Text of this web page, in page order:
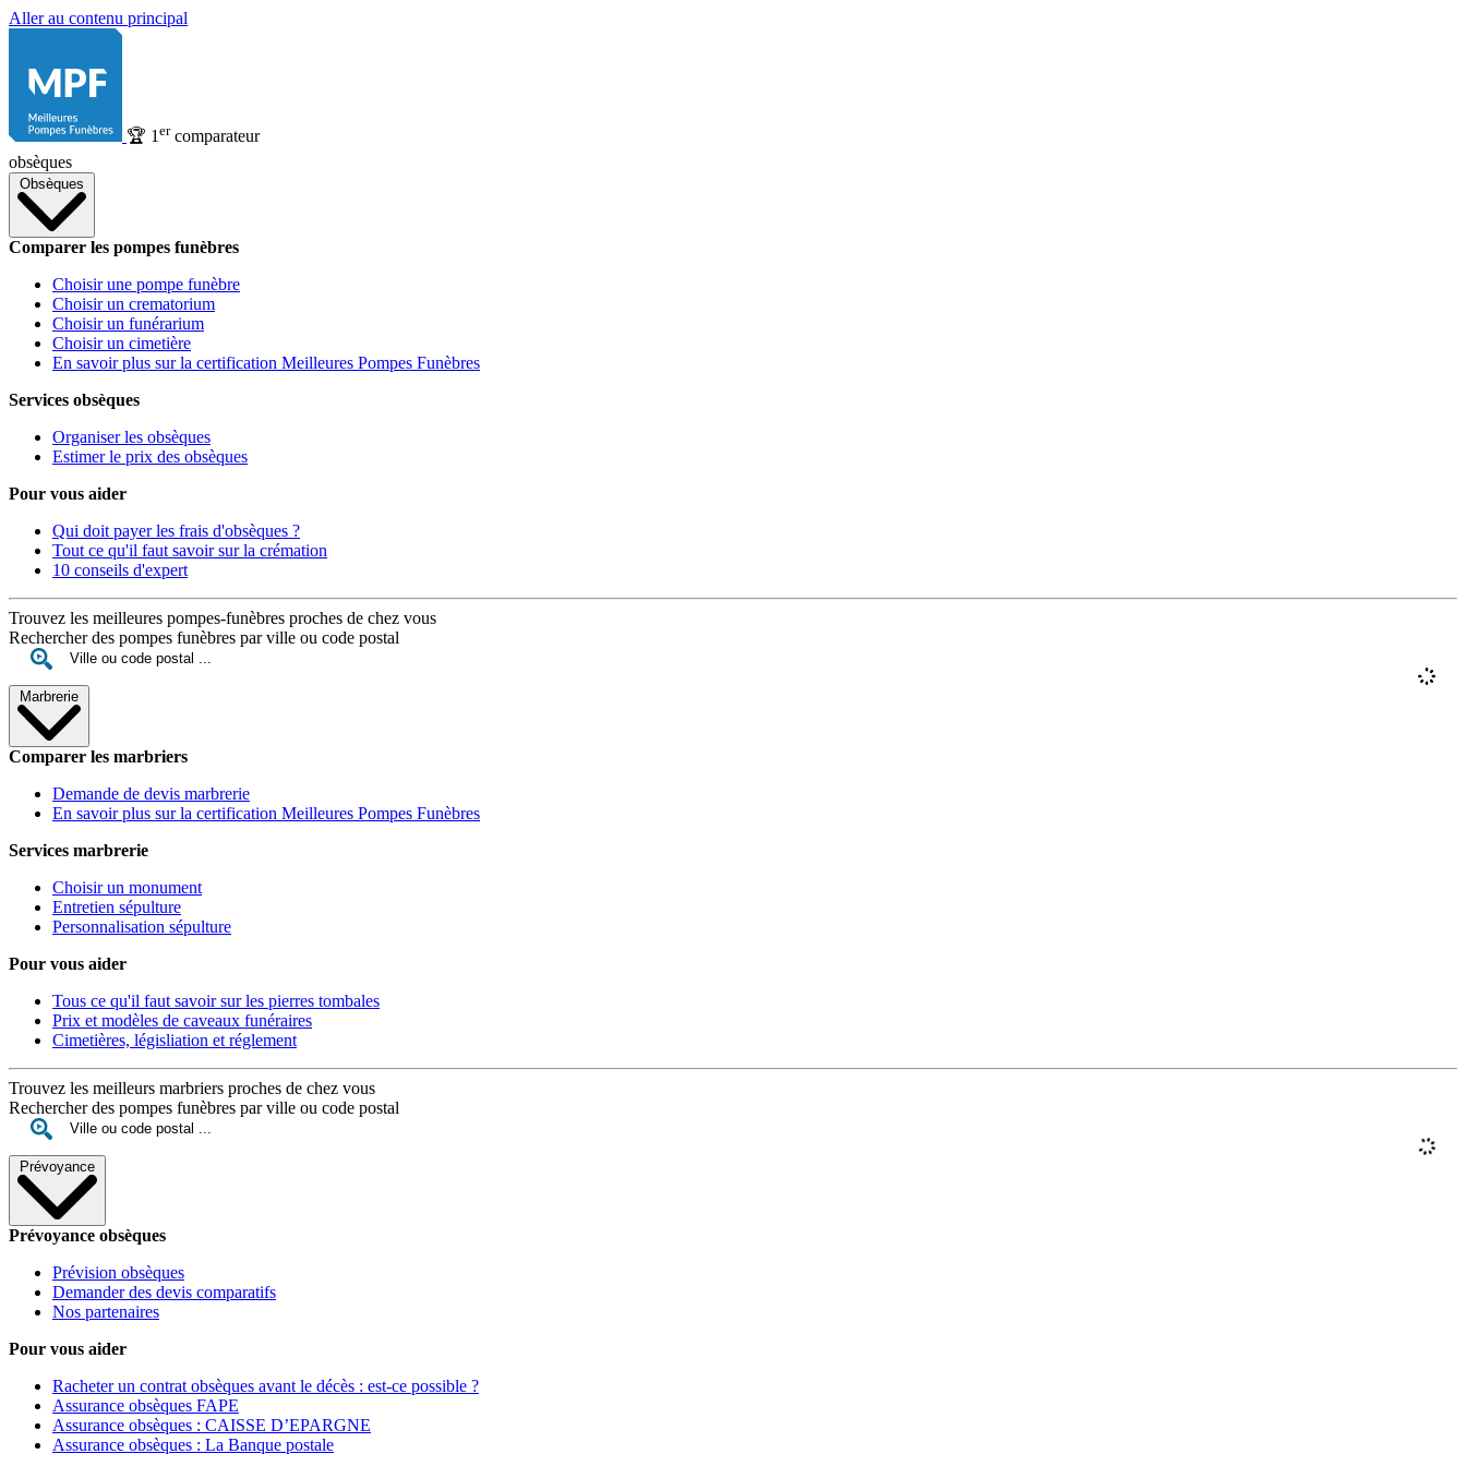
Aller au contenu principal
🏆 1 ercomparateur
obsèques
Obsèques
Comparer les pompes funèbres
Choisir une pompe funèbre
Choisir un crematorium
Choisir un funérarium
Choisir un cimetière
En savoir plus sur la certification Meilleures Pompes Funèbres
Services obsèques
Organiser les obsèques
Estimer le prix des obsèques
Pour vous aider
Qui doit payer les frais d'obsèques ?
Tout ce qu'il faut savoir sur la crémation
10 conseils d'expert
Trouvez les meilleures pompes-funèbres proches de chez vous
Rechercher des pompes funèbres par ville ou code postal
Marbrerie
Comparer les marbriers
Demande de devis marbrerie
En savoir plus sur la certification Meilleures Pompes Funèbres
Services marbrerie
Choisir un monument
Entretien sépulture
Personnalisation sépulture
Pour vous aider
Tous ce qu'il faut savoir sur les pierres tombales
Prix et modèles de caveaux funéraires
Cimetières, législiation et réglement
Trouvez les meilleurs marbriers proches de chez vous
Rechercher des pompes funèbres par ville ou code postal
Prévoyance
Prévoyance obsèques
Prévision obsèques
Demander des devis comparatifs
Nos partenaires
Pour vous aider
Racheter un contrat obsèques avant le décès : est-ce possible ?
Assurance obsèques FAPE
Assurance obsèques : CAISSE D’EPARGNE
Assurance obsèques : La Banque postale